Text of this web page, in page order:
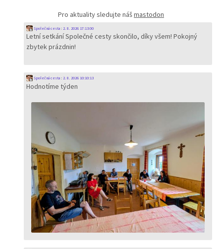
Pro aktuality sledujte nášmastodon
Společná cesta: 2. 8. 2026 17:13:00
Letní setkání Společné cesty skončilo, díky všem! Pokojný
zbytek prázdnin!
Společná cesta: 2. 8. 2026 10:10:13
Hodnotíme týden